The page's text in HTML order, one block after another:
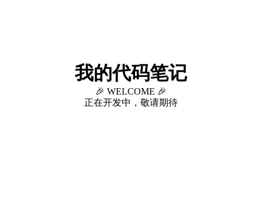
我的代码笔记
🎉 WELCOME 🎉
正在开发中，敬请期待